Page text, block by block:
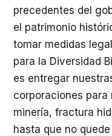
precedentes del
el patrimonio
tomar medidas
para la Diversidad
es entregar
corporaciones
minería, fractura
hasta que no